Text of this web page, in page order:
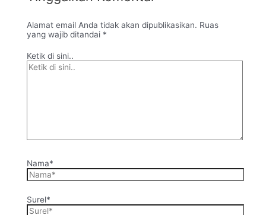
Alamat email Anda tidak akan dipublikasikan. Ruas
yang wajib ditandai *
Ketik di sini..
Nama*
Surel*